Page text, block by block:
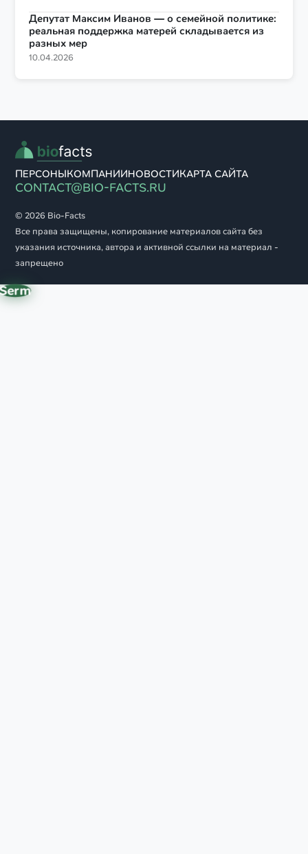
Депутат Максим Иванов — о семейной политике:
реальная поддержка матерей складывается из
разных мер
10.04.2026
ПЕРСОНЫКОМПАНИИНОВОСТИКАРТА САЙТА
CONTACT@BIO-FACTS.RU
© 2026 Bio-Facts
Все права защищены, копирование материалов сайта без
указания источника, автора и активной ссылки на материал -
запрещено